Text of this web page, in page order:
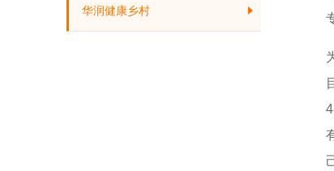
华润健康乡村